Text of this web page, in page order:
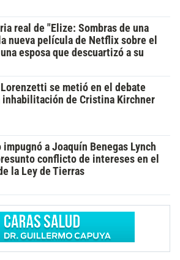
real de "Elize: Sombras de una
nueva película de Netflix sobre el
esposa que descuartizó a su
se metió en el debate
inhabilitación de Cristina Kirchner
impugnó a Joaquín Benegas Lynch
conflicto de intereses en el
la Ley de Tierras